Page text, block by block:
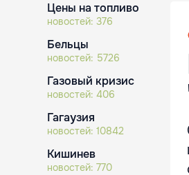
Цены на топливо
новостей: 376
Бельцы
новостей: 5726
Газовый кризис
новостей: 406
Гагаузия
новостей: 10842
Кишинев
новостей: 770